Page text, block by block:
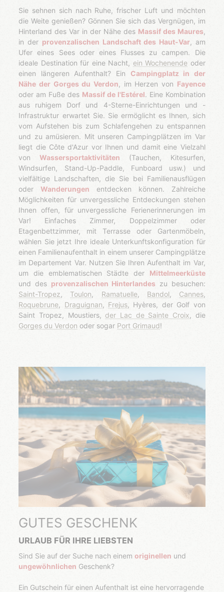
Sie sehnen sich nach Ruhe, frischer Luft und möchten
die Weite genießen? Gönnen Sie sich das Vergnügen, im
Hinterland des Var in der Nähe des Massif des Maures,
in der provenzalischen Landschaft des Haut-Var, am
Ufer eines Sees oder eines Flusses zu campen. Die
ideale Destination für eine Nacht, ein Wochenende oder
einen längeren Aufenthalt? Ein Campingplatz in der
Nähe der Gorges du Verdon, im Herzen von Fayence
oder am Fuße des Massif de l'Estérel. Eine Kombination
aus ruhigem Dorf und 4-Sterne-Einrichtungen und -
Infrastruktur erwartet Sie. Sie ermöglicht es Ihnen, sich
vom Aufstehen bis zum Schlafengehen zu entspannen
und zu amüsieren. Mit unseren Campingplätzen im Var
liegt die Côte d'Azur vor Ihnen und damit eine Vielzahl
vonWassersportaktivitäten (Tauchen, Kitesurfen,
Windsurfen, Stand-Up-Paddle, Funboard usw.) und
vielfältige Landschaften, die Sie bei Familienausflügen
oderWanderungen entdecken können. Zahlreiche
Möglichkeiten für unvergessliche Entdeckungen stehen
Ihnen offen, für unvergessliche Ferienerinnerungen im
Var! Einfaches Zimmer, Doppelzimmer oder
Etagenbettzimmer, mit Terrasse oder Gartenmöbeln,
wählen Sie jetzt Ihre ideale Unterkunftskonfiguration für
einen Familienaufenthalt in einem unserer Campingplätze
im Departement Var. Nutzen Sie Ihren Aufenthalt im Var,
um die emblematischen Städte der Mittelmeerküste
und des provenzalischen Hinterlandes zu besuchen:
Saint-Tropez, Toulon, Ramatuelle, Bandol, Cannes,
Roquebrune, Draguignan, Frejus, Hyères, der Golf von
Saint Tropez, Moustiers, der Lac de Sainte Croix, die
Gorges du Verdon oder sogar Port Grimaud!
GUTES GESCHENK
URLAUB FÜR IHRE LIEBSTEN
Sind Sie auf der Suche nach einemoriginellen und
ungewöhnlichen Geschenk?
Ein Gutschein für einen Aufenthalt ist eine hervorragende